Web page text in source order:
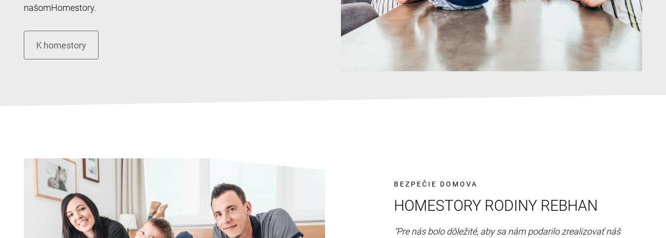
našomHomestory.
BEZPEČIE DOMOVA
HOMESTORY RODINY REBHAN
"Pre nás bolo dôležité, aby sa nám podarilo zrealizovať náš